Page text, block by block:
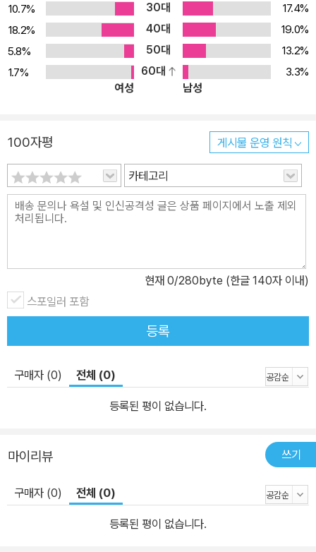
10.7%
30대
17.4%
18.2%
40대
19.0%
5.8%
50대
13.2%
1.7%
60대
3.3%
여성
남성
100자평 게시물 운영 원칙
카테고리
현재 0/280byte (한글 140자 이내)
스포일러 포함
등록
구매자 (0) 전체 (0)
등록된 평이 없습니다.
마이리뷰 쓰기
구매자 (0) 전체 (0)
등록된 평이 없습니다.